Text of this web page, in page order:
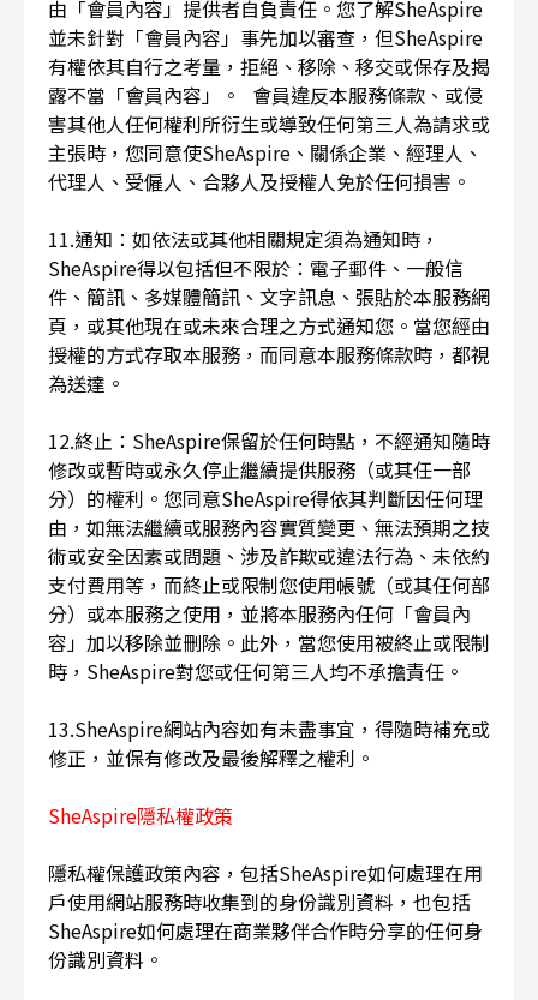
由「會員內容」提供者自負責任。您了解SheAspire
並未針對「會員內容」事先加以審查，但SheAspire
有權依其自行之考量，拒絕、移除、移交或保存及揭
露不當「會員內容」。 會員違反本服務條款、或侵
害其他人任何權利所衍生或導致任何第三人為請求或
主張時，您同意使SheAspire、關係企業、經理人、
代理人、受僱人、合夥人及授權人免於任何損害。
11.通知：如依法或其他相關規定須為通知時，
SheAspire得以包括但不限於：電子郵件、一般信
件、簡訊、多媒體簡訊、文字訊息、張貼於本服務網
頁，或其他現在或未來合理之方式通知您。當您經由
授權的方式存取本服務，而同意本服務條款時，都視
為送達。
12.終止：SheAspire保留於任何時點，不經通知隨時
修改或暫時或永久停止繼續提供服務（或其任一部
分）的權利。您同意SheAspire得依其判斷因任何理
由，如無法繼續或服務內容實質變更、無法預期之技
術或安全因素或問題、涉及詐欺或違法行為、未依約
支付費用等，而終止或限制您使用帳號（或其任何部
分）或本服務之使用，並將本服務內任何「會員內
容」加以移除並刪除。此外，當您使用被終止或限制
時，SheAspire對您或任何第三人均不承擔責任。
13.SheAspire網站內容如有未盡事宜，得隨時補充或
修正，並保有修改及最後解釋之權利。
SheAspire隱私權政策
隱私權保護政策內容，包括SheAspire如何處理在用
戶使用網站服務時收集到的身份識別資料，也包括
SheAspire如何處理在商業夥伴合作時分享的任何身
份識別資料。